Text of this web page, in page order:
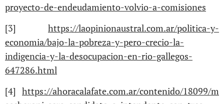
proyecto-de-endeudamiento-volvio-a-comisiones
[3] https://laopinionaustral.com.ar/politica-y-
economia/bajo-la-pobreza-y-pero-crecio-la-
indigencia-y-la-desocupacion-en-rio-gallegos-
647286.html
[4] https://ahoracalafate.com.ar/contenido/18099/m